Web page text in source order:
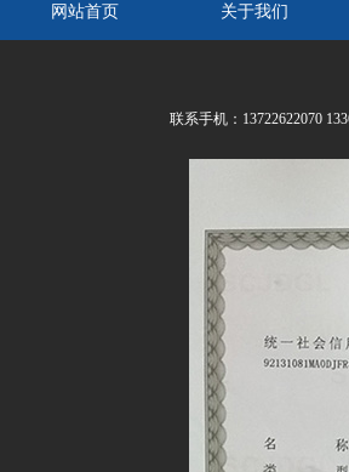
网站首页 关于我们
联系手机：13722622070